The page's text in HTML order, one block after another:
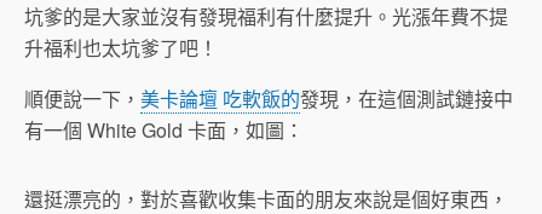
坑爹的是大家並沒有發現福利有什麼提升。光漲年費不提
升福利也太坑爹了吧！
順便說一下， 美卡論壇 吃軟飯的發現，在這個測試鏈接中
有一個 White Gold 卡面，如圖：
還挺漂亮的，對於喜歡收集卡面的朋友來說是個好東西，